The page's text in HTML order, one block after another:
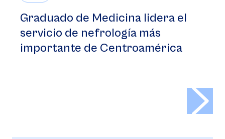
Graduado de Medicina lidera el
servicio de nefrología más
importante de Centroamérica